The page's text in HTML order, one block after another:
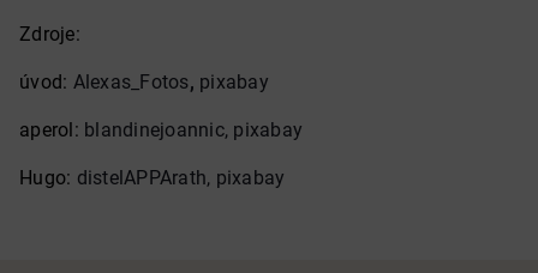
Zdroje:
úvod: Alexas_Fotos, pixabay
aperol: blandinejoannic, pixabay
Hugo: distelAPPArath, pixabay